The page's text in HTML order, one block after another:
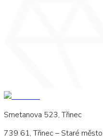
Smetanova 523, Třinec
739 61, Třinec – Staré město